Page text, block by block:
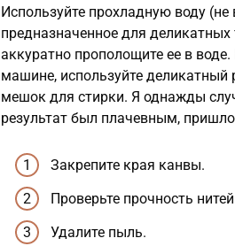
Используйте прохладную воду
предназначенное для
аккуратно прополощите ее в
машине, используйте
мешок для стирки. Я однажды
результат был плачевным,
Закрепите края канвы.
Проверьте прочность
Удалите пыль.